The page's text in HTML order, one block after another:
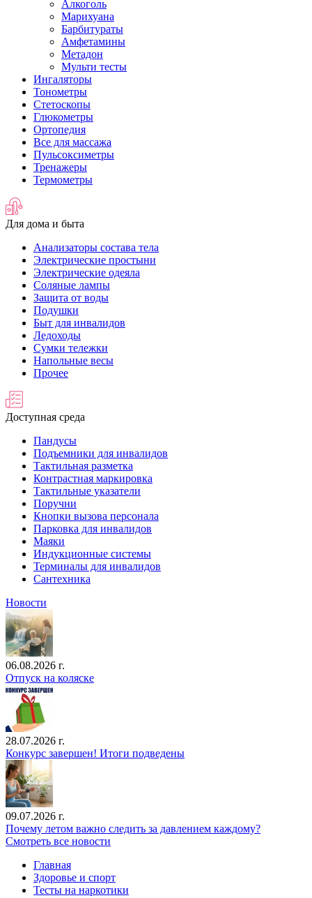
Алкоголь
Марихуана
Барбитураты
Амфетамины
Метадон
Мульти тесты
Ингаляторы
Тонометры
Стетоскопы
Глюкометры
Ортопедия
Все для массажа
Пульсоксиметры
Тренажеры
Термометры
Для дома и быта
Анализаторы состава тела
Электрические простыни
Электрические одеяла
Соляные лампы
Защита от воды
Подушки
Быт для инвалидов
Ледоходы
Сумки тележки
Напольные весы
Прочее
Доступная среда
Пандусы
Подъемники для инвалидов
Тактильная разметка
Контрастная маркировка
Тактильные указатели
Поручни
Кнопки вызова персонала
Парковка для инвалидов
Маяки
Индукционные системы
Терминалы для инвалидов
Сантехника
Новости
06.08.2026 г.
Отпуск на коляске
28.07.2026 г.
Конкурс завершен! Итоги подведены
09.07.2026 г.
Почему летом важно следить за давлением каждому?
Смотреть все новости
Главная
Здоровье и спорт
Тесты на наркотики